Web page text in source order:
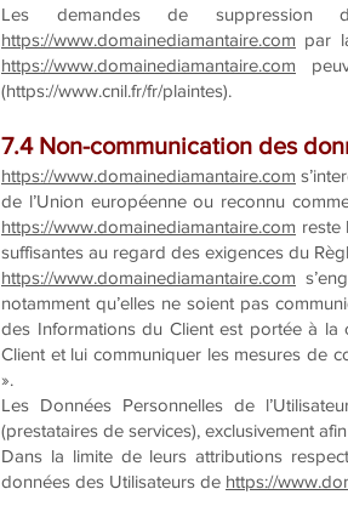
Les demandes de suppression
https://www.domainediamantaire.com par
https://www.domainediamantaire.com
(https://www.cnil.fr/fr/plaintes).
7.4 Non-communication des
https://www.domainediamantaire.com
de l’Union européenne ou reconnu
https://www.domainediamantaire.com reste
suffisantes au regard des exigences du
https://www.domainediamantaire.com
notamment qu’elles ne soient pas
des Informations du Client est portée à la
Client et lui communiquer les mesures de
».
Les Données Personnelles de
(prestataires de services), exclusivement
Dans la limite de leurs attributions
données des Utilisateurs de https://